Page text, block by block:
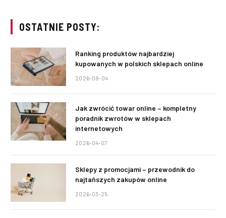
OSTATNIE POSTY:
Ranking produktów najbardziej
kupowanych w polskich sklepach online
2026-08-04
Jak zwrócić towar online – kompletny
poradnik zwrotów w sklepach
internetowych
2026-04-07
Sklepy z promocjami – przewodnik do
najtańszych zakupów online
2026-03-25